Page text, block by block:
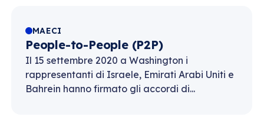
MAECI
People-to-People (P2P)
Il 15 settembre 2020 a Washington i
rappresentanti di Israele, Emirati Arabi Uniti e
Bahrein hanno firmato gli accordi di...